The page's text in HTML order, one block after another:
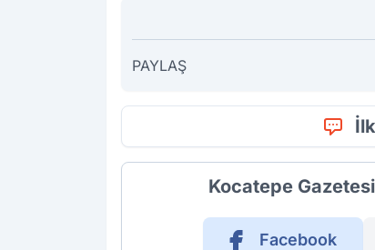
PAYLAŞ
Kocatepe
Facebook